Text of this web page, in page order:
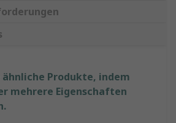
ähnliche Produkte, indem
mehrere Eigenschaften